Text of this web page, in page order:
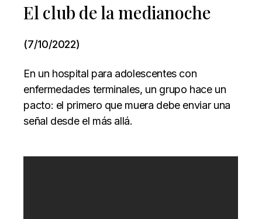
El club de la medianoche
(7/10/2022)
En un hospital para adolescentes con
enfermedades terminales, un grupo hace un
pacto: el primero que muera debe enviar una
señal desde el más allá.